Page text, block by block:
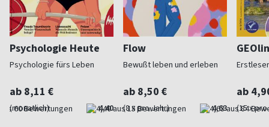
Psychologie Heute
Psychologie fürs Leben
ab 8,11 €
(monatlich) 4,40
Flow
Bewußt leben und erleben
ab 8,50 €
(8 x pro Jahr) 4,63
ab
(15 x